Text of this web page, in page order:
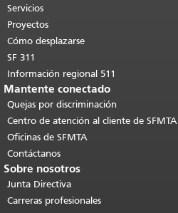
páginas.Volver al principio del
contenido principal
Servicios
Proyectos
Cómo desplazarse
SF 311
Información regional 511
Mantente conectado
Quejas por discriminación
Centro de atención al cliente de SFMTA
Oficinas de SFMTA
Contáctanos
Sobre nosotros
Junta Directiva
Carreras profesionales